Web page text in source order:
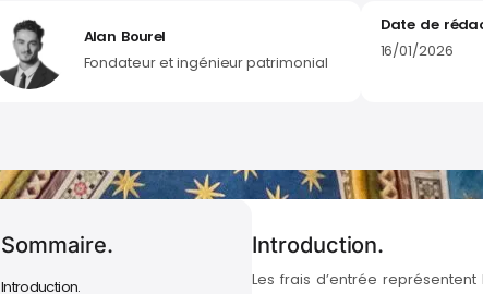
Alan Bourel
Fondateur et ingénieur patrimonial
Date de
16/01/2026
Sommaire.
Introduction.
Introduction.
Les frais d’entrée